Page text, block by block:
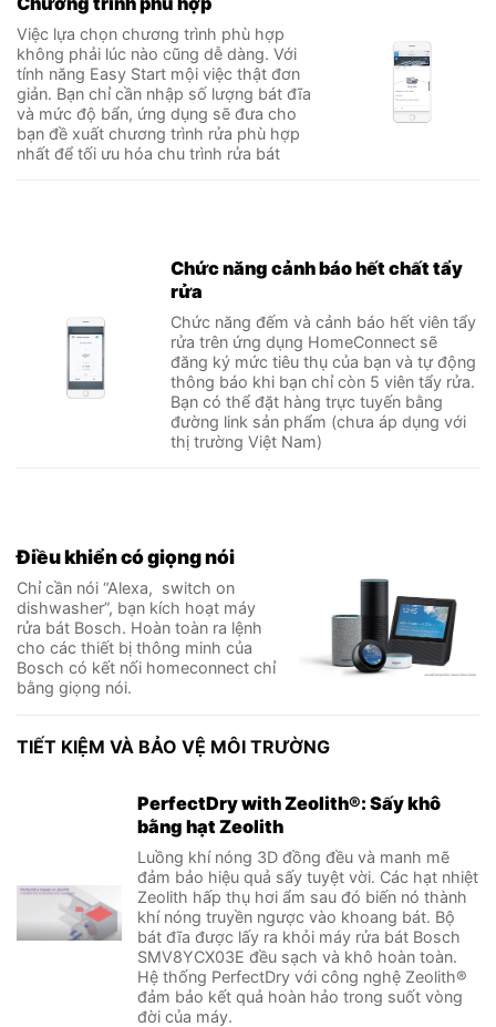
Việc lựa chọn chương trình phù hợp
không phải lúc nào cũng dễ dàng. Với
tính năng Easy Start mội việc thật đơn
giản. Bạn chỉ cần nhập số lượng bát đĩa
và mức độ bẩn, ứng dụng sẽ đưa cho
bạn đề xuất chương trình rửa phù hợp
nhất để tối ưu hóa chu trình rửa bát
Chức năng cảnh báo hết chất tẩy
rửa
Chức năng đếm và cảnh báo hết viên tẩy
rửa trên ứng dụng HomeConnect sẽ
đăng ký mức tiêu thụ của bạn và tự động
thông báo khi bạn chỉ còn 5 viên tẩy rửa.
Bạn có thể đặt hàng trực tuyến bằng
đường link sản phẩm (chưa áp dụng với
thị trường Việt Nam)
Điều khiển có giọng nói
Chỉ cần nói “Alexa, switch on
dishwasher”, bạn kích hoạt máy
rửa bát Bosch. Hoàn toàn ra lệnh
cho các thiết bị thông minh của
Bosch có kết nối homeconnect chỉ
bằng giọng nói.
TIẾT KIỆM VÀ BẢO VỆ MÔI TRƯỜNG
PerfectDry with Zeolith®: Sấy khô
bằng hạt Zeolith
Luồng khí nóng 3D đồng đều và manh mẽ
đảm bảo hiệu quả sấy tuyệt vời. Các hạt nhiệt
Zeolith hấp thụ hơi ẩm sau đó biến nó thành
khí nóng truyền ngược vào khoang bát. Bộ
bát đĩa được lấy ra khỏi máy rửa bát Bosch
SMV8YCX03E đều sạch và khô hoàn toàn.
Hệ thống PerfectDry với công nghệ Zeolith®
đảm bảo kết quả hoàn hảo trong suốt vòng
đời của máy.